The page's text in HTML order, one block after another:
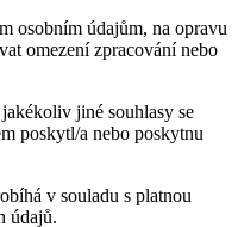
osobním údajům, na opravu
omezení zpracování nebo
jiné souhlasy se
poskytl/a nebo poskytnu
v souladu s platnou
údajů.